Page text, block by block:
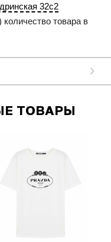
32с2
товара в
ТОВАРЫ